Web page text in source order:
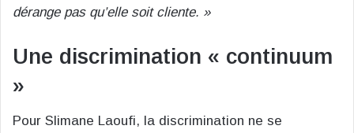
dérange pas qu’elle soit cliente. »
Une discrimination « continuum
»
Pour Slimane Laoufi, la discrimination ne se